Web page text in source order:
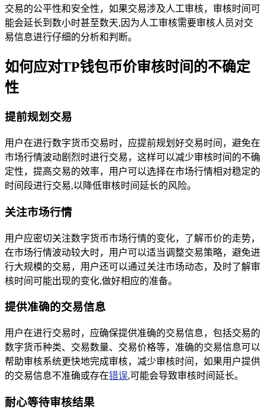
交易的公平性和安全性，如果交易涉及人工审核，审核时间可
能会延长到数小时甚至数天,因为人工审核需要审核人员对交
易信息进行仔细的分析和判断。
如何应对TP钱包币价审核时间的不确定
性
提前规划交易
用户在进行数字货币交易时，应提前规划好交易时间，避免在
市场行情波动剧烈时进行交易，这样可以减少审核时间的不确
定性，提高交易的效率，用户可以选择在市场行情相对稳定的
时间段进行交易,以降低审核时间延长的风险。
关注市场行情
用户应密切关注数字货币市场行情的变化，了解币价的走势，
在市场行情波动较大时，用户可以适当调整交易策略，避免进
行大规模的交易，用户还可以通过关注市场动态，及时了解审
核时间可能出现的变化,做好相应的准备。
提供准确的交易信息
用户在进行交易时，应确保提供准确的交易信息，包括交易的
数字货币种类、交易数量、交易价格等，准确的交易信息可以
帮助审核系统更快地完成审核，减少审核时间，如果用户提供
的交易信息不准确或存在错误,可能会导致审核时间延长。
耐心等待审核结果